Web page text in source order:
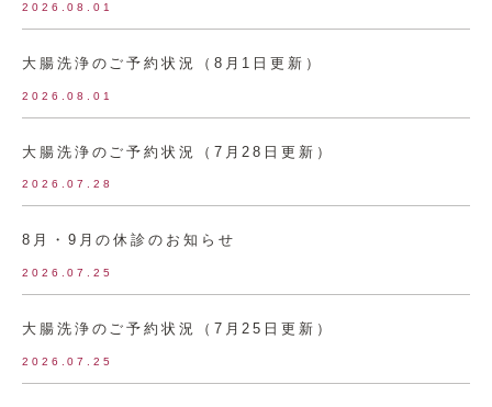
2026.08.01
大腸洗浄のご予約状況（8月1日更新）
2026.08.01
大腸洗浄のご予約状況（7月28日更新）
2026.07.28
8月・9月の休診のお知らせ
2026.07.25
大腸洗浄のご予約状況（7月25日更新）
2026.07.25